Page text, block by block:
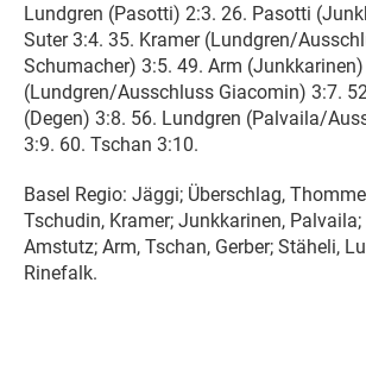
Lundgren (Pasotti) 2:3. 26. Pasotti
Suter 3:4. 35. Kramer (Lundgren/
Schumacher) 3:5. 49. Arm
(Lundgren/Ausschluss Giacomin) 3:7.
(Degen) 3:8. 56. Lundgren (Palvaila/
3:9. 60. Tschan 3:10.
Basel Regio: Jäggi; Überschlag,
Tschudin, Kramer; Junkkarinen, Palvaila;
Amstutz; Arm, Tschan, Gerber; Stäheli,
Rinefalk.